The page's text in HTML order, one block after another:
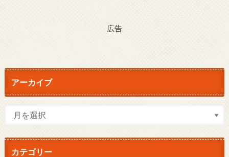
広告
アーカイブ
カテゴリー